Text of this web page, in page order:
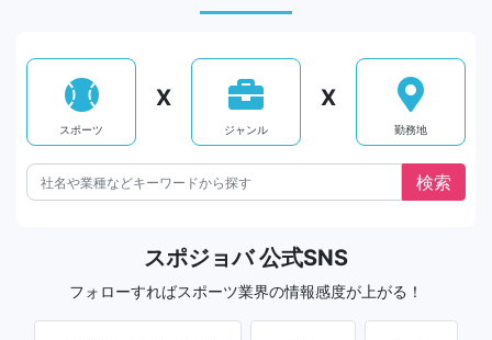
スポーツ
X
ジャンル
X
勤務地
スポジョバ 公式SNS
フォローすればスポーツ業界の情報感度が上がる！